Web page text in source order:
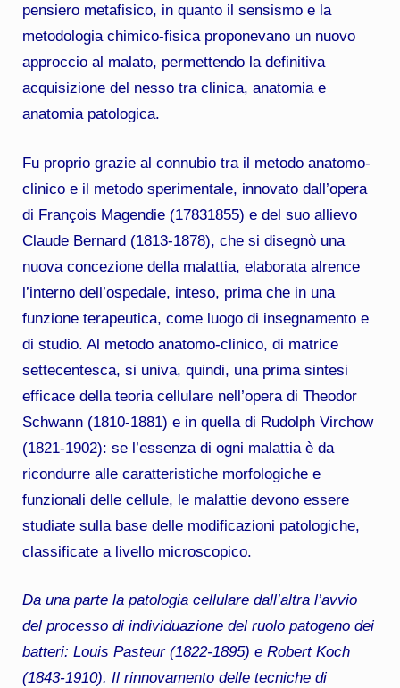
pensiero metafisico, in quanto il sensismo e la
metodologia chimico-fisica proponevano un nuovo
approccio al malato, permettendo la definitiva
acquisizione del nesso tra clinica, anatomia e
anatomia patologica.
Fu proprio grazie al connubio tra il metodo anatomo-
clinico e il metodo sperimentale, innovato dall’opera
di François Magendie (17831855) e del suo allievo
Claude Bernard (1813-1878), che si disegnò una
nuova concezione della malattia, elaborata alrence
l’interno dell’ospedale, inteso, prima che in una
funzione terapeutica, come luogo di insegnamento e
di studio. Al metodo anatomo-clinico, di matrice
settecentesca, si univa, quindi, una prima sintesi
efficace della teoria cellulare nell’opera di Theodor
Schwann (1810-1881) e in quella di Rudolph Virchow
(1821-1902): se l’essenza di ogni malattia è da
ricondurre alle caratteristiche morfologiche e
funzionali delle cellule, le malattie devono essere
studiate sulla base delle modificazioni patologiche,
classificate a livello microscopico.
Da una parte la patologia cellulare dall’altra l’avvio
del processo di individuazione del ruolo patogeno dei
batteri: Louis Pasteur (1822-1895) e Robert Koch
(1843-1910). Il rinnovamento delle tecniche di